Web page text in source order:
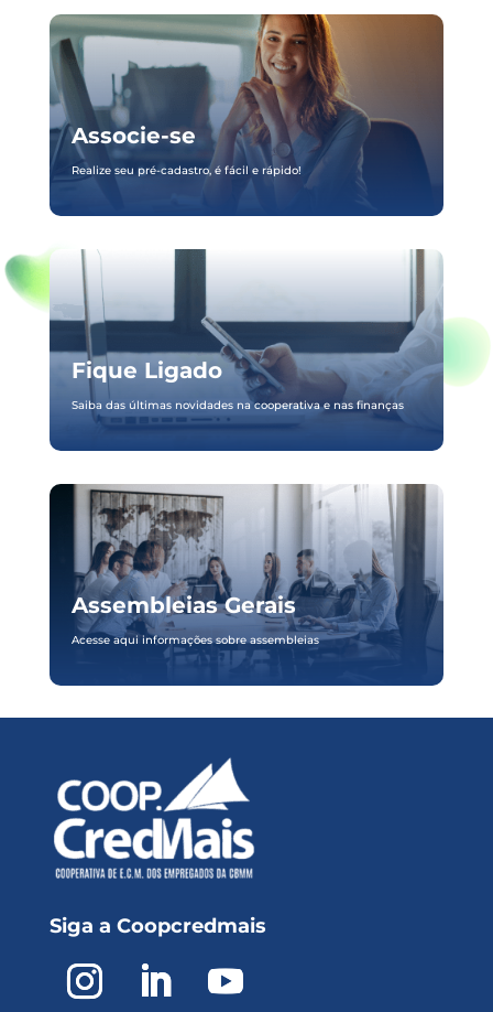
Associe-se
Realize seu pré-cadastro, é fácil e rápido!
Fique Ligado
Saiba das últimas novidades na cooperativa e nas finanças
Assembleias Gerais
Acesse aqui informações sobre assembleias
Siga a Coopcredmais